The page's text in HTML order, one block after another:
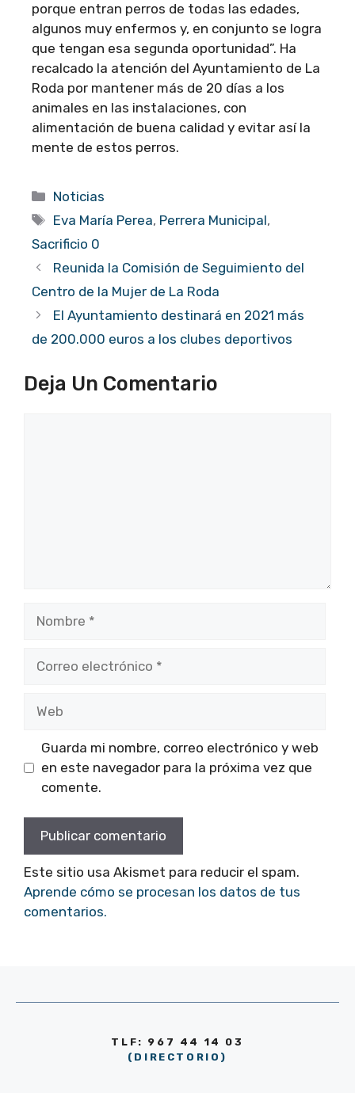
porque entran perros de todas las edades,
algunos muy enfermos y, en conjunto se logra
que tengan esa segunda oportunidad”. Ha
recalcado la atención del Ayuntamiento de La
Roda por mantener más de 20 días a los
animales en las instalaciones, con
alimentación de buena calidad y evitar así la
mente de estos perros.
Categorías
Noticias
Etiquetas
Eva María Perea, Perrera Municipal,
Sacrificio 0
Reunida la Comisión de Seguimiento del
Centro de la Mujer de La Roda
El Ayuntamiento destinará en 2021 más
de 200.000 euros a los clubes deportivos
Deja Un Comentario
electrónico
Guarda mi nombre, correo electrónico y web
en este navegador para la próxima vez que
comente.
Este sitio usa Akismet para reducir el spam.
Aprende cómo se procesan los datos de tus
comentarios.
TLF: 967 44 14 03
(DIRECTORIO)